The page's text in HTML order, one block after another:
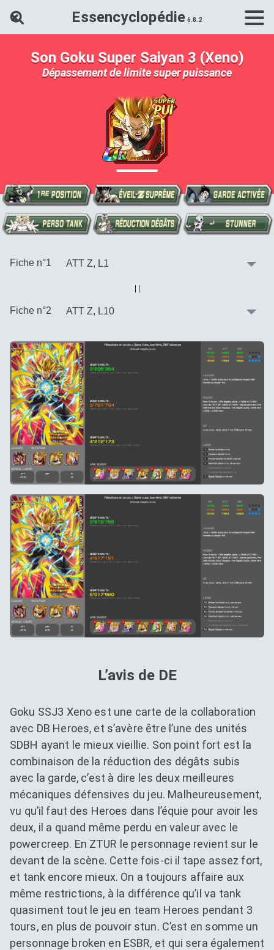
Essencyclopédie
Rechercher une carte Dokkan
Son Goku Super Saiyan 3 (Xeno)
Dépassement de limite super puissance
Fiche n°1
Vue alternative
Fiche n°2
L’avis de DE
Goku SSJ3 Xeno est une carte de la collaboration
avec DB Heroes, et s’avère être l’une des unités
SDBH ayant le mieux vieillie. Son point fort est la
combinaison de la réduction des dégâts subis
avec la garde, c’est à dire les deux meilleures
mécaniques défensives du jeu. Malheureusement,
vu qu’il faut des Heroes dans l’équie pour avoir les
deux, il a quand même perdu en valeur avec le
powercreep. En ZTUR le personnage revient sur le
devant de la scène. Cette fois-ci il tape assez fort,
et tank encore mieux. On a toujours affaire aux
même restrictions, à la différence qu’il va tank
quasiment tout le jeu en team Heroes pendant 3
tours, en plus de pouvoir stun. C’est en somme un
personnage broken en ESBR, et qui sera également